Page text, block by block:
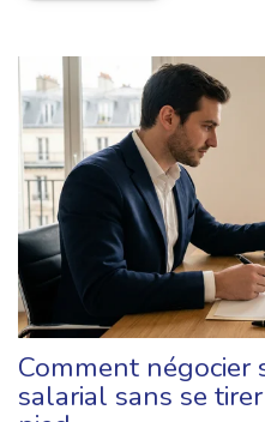
Comment négocier
salarial sans se